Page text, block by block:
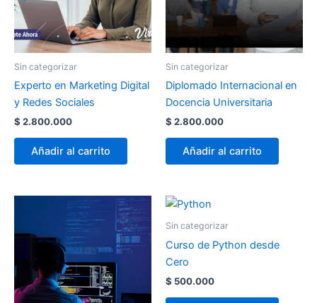
Sin categorizar
Experto en Marketing Digital
y Redes Sociales
$ 2.800.000
Añadir al carrito
Sin categorizar
Diplomado Internacional en
Docencia Universitaria
$ 2.800.000
Añadir al carrito
Sin categorizar
Curso de Python desde
Cero
$ 500.000